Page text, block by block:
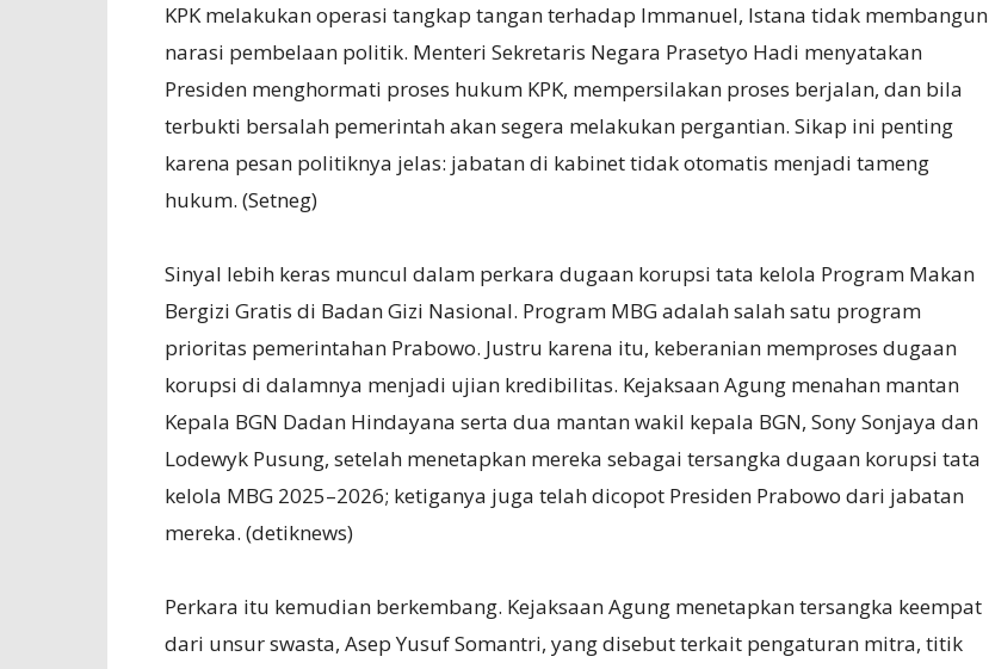
KPK melakukan operasi tangkap tangan terhadap Immanuel, Istana tidak membangun
narasi pembelaan politik. Menteri Sekretaris Negara Prasetyo Hadi menyatakan
Presiden menghormati proses hukum KPK, mempersilakan proses berjalan, dan bila
terbukti bersalah pemerintah akan segera melakukan pergantian. Sikap ini penting
karena pesan politiknya jelas: jabatan di kabinet tidak otomatis menjadi tameng
hukum. (Setneg)
Sinyal lebih keras muncul dalam perkara dugaan korupsi tata kelola Program Makan
Bergizi Gratis di Badan Gizi Nasional. Program MBG adalah salah satu program
prioritas pemerintahan Prabowo. Justru karena itu, keberanian memproses dugaan
korupsi di dalamnya menjadi ujian kredibilitas. Kejaksaan Agung menahan mantan
Kepala BGN Dadan Hindayana serta dua mantan wakil kepala BGN, Sony Sonjaya dan
Lodewyk Pusung, setelah menetapkan mereka sebagai tersangka dugaan korupsi tata
kelola MBG 2025–2026; ketiganya juga telah dicopot Presiden Prabowo dari jabatan
mereka. (detiknews)
Perkara itu kemudian berkembang. Kejaksaan Agung menetapkan tersangka keempat
dari unsur swasta, Asep Yusuf Somantri, yang disebut terkait pengaturan mitra, titik